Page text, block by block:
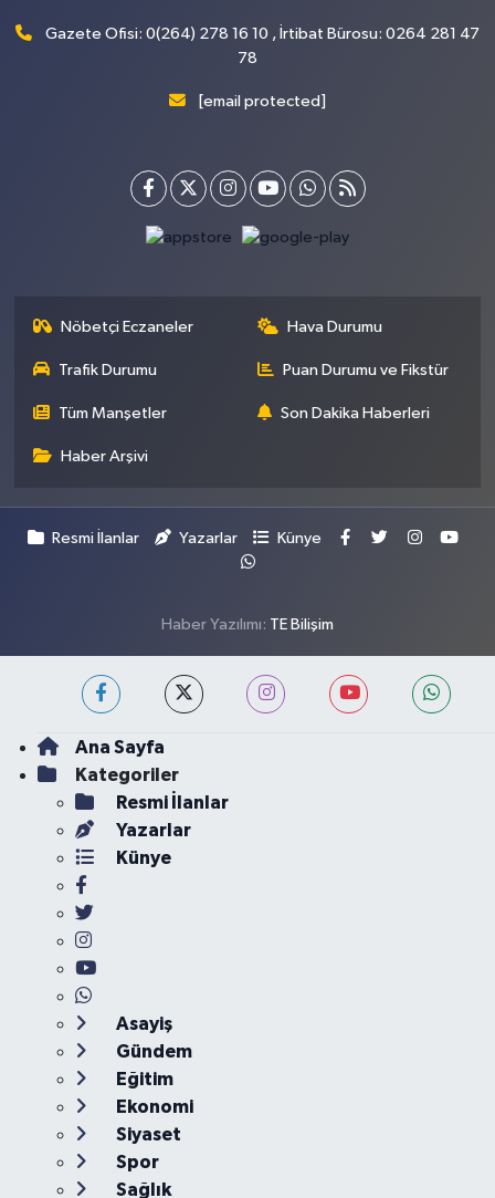
Gazete Ofisi: 0(264) 278 16 10 , İrtibat Bürosu: 0264 281 47
78
[email protected]
Nöbetçi Eczaneler Hava Durumu
Trafik Durumu Puan Durumu ve Fikstür
Tüm Manşetler Son Dakika Haberleri
Haber Arşivi
Resmi İlanlar Yazarlar Künye
Haber Yazılımı: TE Bilişim
Ana Sayfa
Kategoriler
Resmi İlanlar
Yazarlar
Künye
Asayiş
Gündem
Eğitim
Ekonomi
Siyaset
Spor
Sağlık